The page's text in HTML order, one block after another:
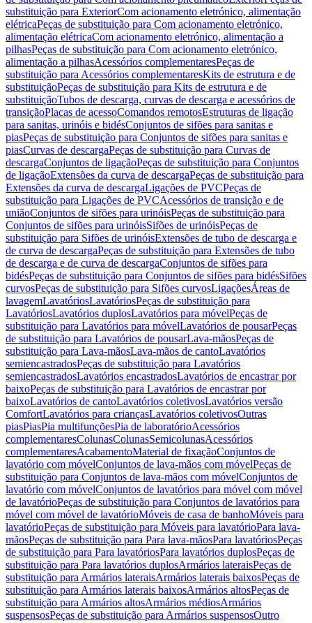
substituição para ExteriorCom acionamento eletrónico, alimentação
elétricaPeças de substituição para Com acionamento eletrónico,
alimentação elétricaCom acionamento eletrónico, alimentação a
pilhasPeças de substituição para Com acionamento eletrónico,
alimentação a pilhasAcessórios complementaresPeças de
substituição para Acessórios complementaresKits de estrutura e de
substituiçãoPeças de substituição para Kits de estrutura e de
substituiçãoTubos de descarga, curvas de descarga e acessórios de
transiçãoPlacas de acessoComandos remotosEstruturas de ligação
para sanitas, urinóis e bidésConjuntos de sifões para sanitas e
piasPeças de substituição para Conjuntos de sifões para sanitas e
piasCurvas de descargaPeças de substituição para Curvas de
descargaConjuntos de ligaçãoPeças de substituição para Conjuntos
de ligaçãoExtensões da curva de descargaPeças de substituição para
Extensões da curva de descargaLigações de PVCPeças de
substituição para Ligações de PVCAcessórios de transição e de
uniãoConjuntos de sifões para urinóisPeças de substituição para
Conjuntos de sifões para urinóisSifões de urinóisPeças de
substituição para Sifões de urinóisExtensões de tubo de descarga e
de curva de descargaPeças de substituição para Extensões de tubo
de descarga e de curva de descargaConjuntos de sifões para
bidésPeças de substituição para Conjuntos de sifões para bidésSifões
curvosPeças de substituição para Sifões curvosLigaçõesÁreas de
lavagemLavatóriosLavatóriosPeças de substituição para
LavatóriosLavatórios duplosLavatórios para móvelPeças de
substituição para Lavatórios para móvelLavatórios de pousarPeças
de substituição para Lavatórios de pousarLava-mãosPeças de
substituição para Lava-mãosLava-mãos de cantoLavatórios
semiencastradosPeças de substituição para Lavatórios
semiencastradosLavatórios encastradosLavatórios de encastrar por
baixoPeças de substituição para Lavatórios de encastrar por
baixoLavatórios de cantoLavatórios coletivosLavatórios versão
ComfortLavatórios para criançasLavatórios coletivosOutras
piasPiasPia multifunçõesPia de laboratórioAcessórios
complementaresColunasColunasSemicolunasAcessórios
complementaresAcabamentoMaterial de fixaçãoConjuntos de
lavatório com móvelConjuntos de lava-mãos com móvelPeças de
substituição para Conjuntos de lava-mãos com móvelConjuntos de
lavatório com móvelConjuntos de lavatórios para móvel com móvel
de lavatórioPeças de substituição para Conjuntos de lavatórios para
móvel com móvel de lavatórioMóveis de casa de banhoMóveis para
lavatórioPeças de substituição para Móveis para lavatórioPara lava-
mãosPeças de substituição para Para lava-mãosPara lavatóriosPeças
de substituição para Para lavatóriosPara lavatórios duplosPeças de
substituição para Para lavatórios duplosArmários lateraisPeças de
substituição para Armários lateraisArmários laterais baixosPeças de
substituição para Armários laterais baixosArmários altosPeças de
substituição para Armários altosArmários médiosArmários
suspensosPeças de substituição para Armários suspensosOutro